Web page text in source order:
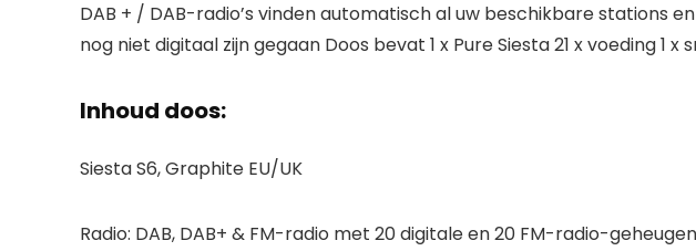
DAB + / DAB-radio’s vinden automatisch al uw beschikbare stations
nog niet digitaal zijn gegaan Doos bevat 1 x Pure Siesta 21 x voeding 1
Inhoud doos:
Siesta S6, Graphite EU/UK
Radio: DAB, DAB+ & FM-radio met 20 digitale en 20 FM-radio-